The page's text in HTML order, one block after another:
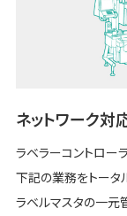
ネットワーク対
ラベラーコントロー
下記の業務をトータ
ラベルマスタの一元